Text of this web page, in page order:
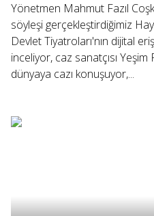
Yönetmen Mahmut Fazıl
söyleşi gerçekleştirdiğimiz
Devlet Tiyatroları'nın dijital
inceliyor, caz sanatçısı
dünyaya cazı konuşuyor,...